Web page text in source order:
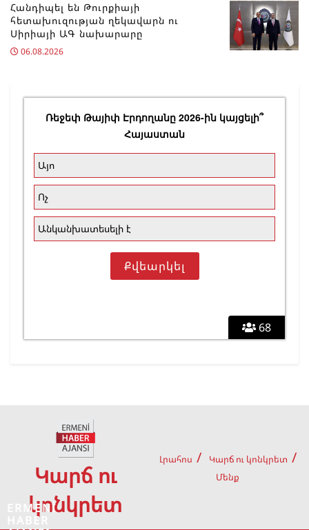
Հանդիպել են Թուրքիայի
հետախուզության ղեկավարն ու
Սիրիայի ԱԳ նախարարը
06.08.2026
68
Ռեջեփ Թայիփ Էրդողանը 2026-ին կայցելի՞
Հայաստան
Այո
Ոչ
Անկանխատեսելի է
Կարճ ու
կոնկրետ
Լրահոս
Կարճ ու կոնկրետ
Մենք
ERMENİ
HABER